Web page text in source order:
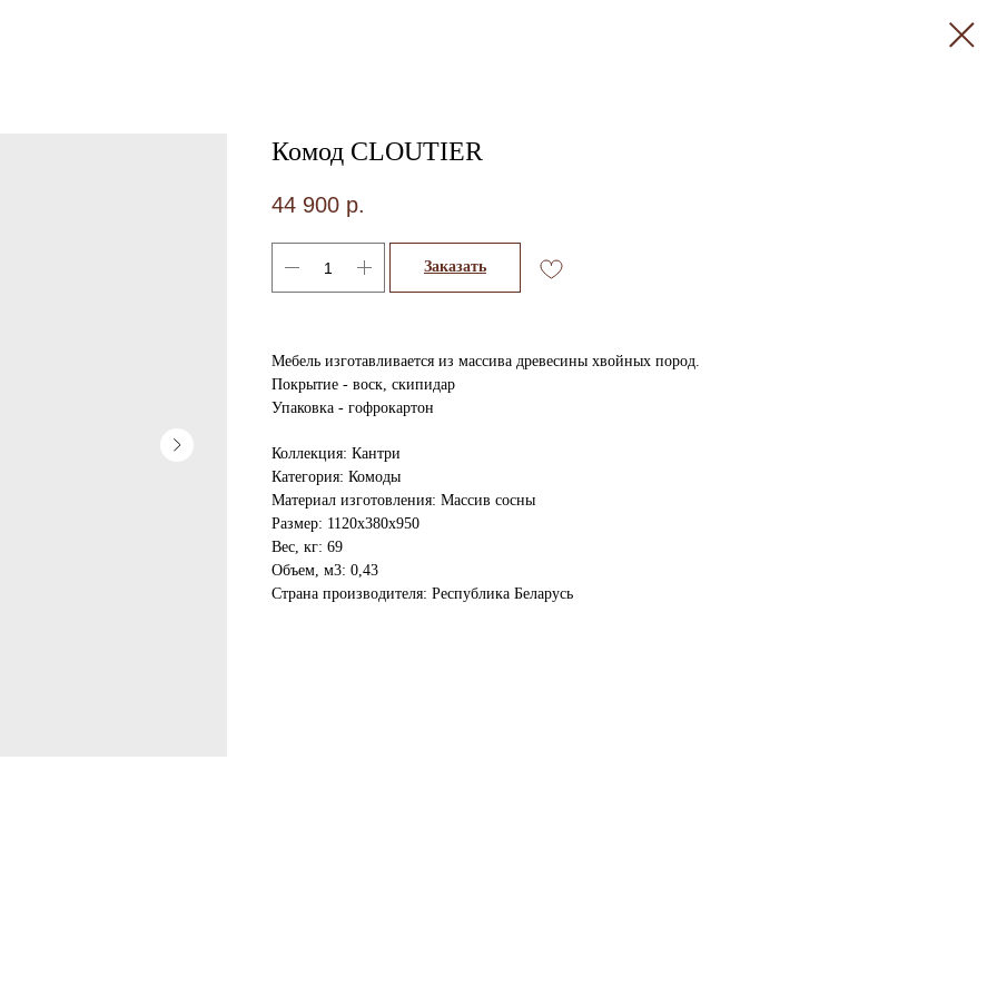
Комод CLOUTIER
44 900 р.
Заказать
Мебель изготавливается из массива древесины хвойных пород.
Покрытие - воск, скипидар
Упаковка - гофрокартон
Коллекция: Кантри
Категория: Комоды
Материал изготовления: Массив сосны
Размер: 1120х380х950
Вес, кг: 69
Объем, м3: 0,43
Страна производителя: Республика Беларусь